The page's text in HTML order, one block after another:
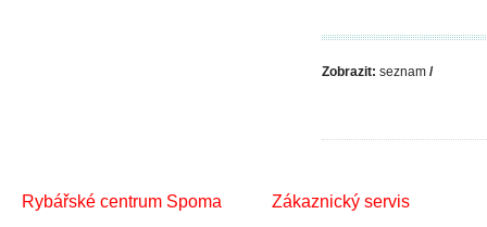
Zobrazit: seznam /
Rybářské centrum Spoma Zákaznický servis